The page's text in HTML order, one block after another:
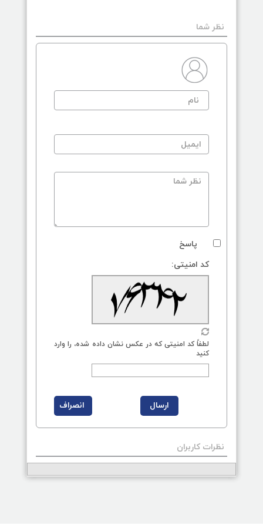
نظر شما
پاسخ
کد امنیتی:
لطفاً کد امنیتی که در عکس نشان داده شده، را وارد
کنید
نظرات کاربران